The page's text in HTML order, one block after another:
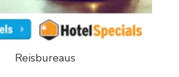
Reisbureaus